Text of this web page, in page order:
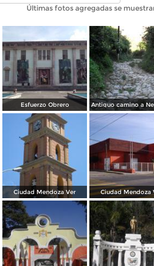
Últimas fotos agregadas se
Esfuerzo Obrero
Ciudad Mendoza Ver Ciudad Mendoza